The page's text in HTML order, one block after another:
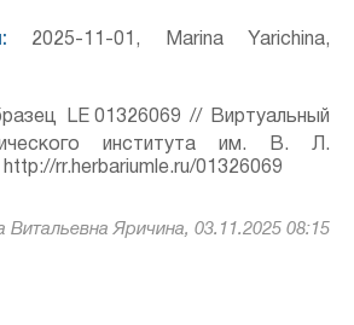
2025-11-01, Marina Yarichina,
LE 01326069 // Виртуальный
института им. В. Л.
rr.herbariumle.ru/01326069
Витальевна Яричина, 03.11.2025 08:15